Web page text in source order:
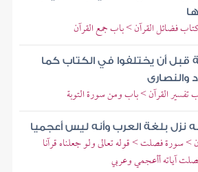
فضائل القرآن > باب جمع القرآن
قبل أن يختلفوا في الكتاب كما
والنصارى
القرآن > باب ومن سورة التوبة
نزل بلغة العرب وأنه ليس أعجميا
> سورة فصلت > قوله تعالى ولو جعلناه قرآنا
آياته أأعجمي وعربي